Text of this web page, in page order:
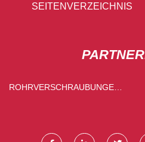
SEITENVERZEICHNIS
ROHRVERSCHRAUBUNGEN